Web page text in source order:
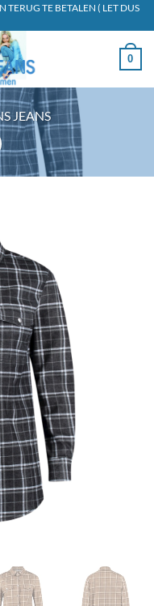
TERUG TE BETALEN ( LET DUS
0
JEANS